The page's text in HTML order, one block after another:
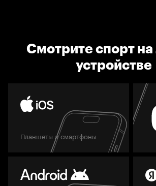
Смотрите спорт
устройстве
Планшеты и смартфоны